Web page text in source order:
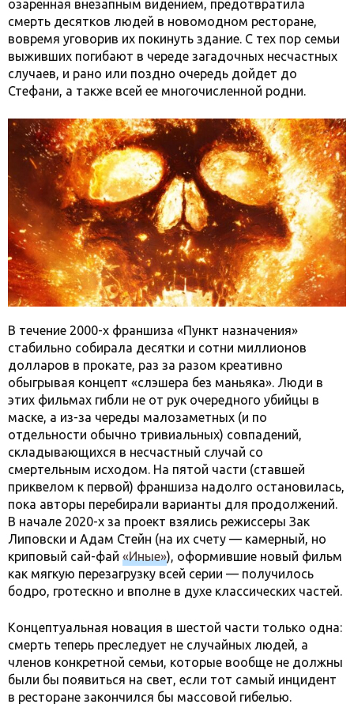
озаренная внезапным видением, предотвратила
смерть десятков людей в новомодном ресторане,
вовремя уговорив их покинуть здание. С тех пор семьи
выживших погибают в череде загадочных несчастных
случаев, и рано или поздно очередь дойдет до
Стефани, а также всей ее многочисленной родни.
В течение 2000-х франшиза «Пункт назначения»
стабильно собирала десятки и сотни миллионов
долларов в прокате, раз за разом креативно
обыгрывая концепт «слэшера без маньяка». Люди в
этих фильмах гибли не от рук очередного убийцы в
маске, а из-за череды малозаметных (и по
отдельности обычно тривиальных) совпадений,
складывающихся в несчастный случай со
смертельным исходом. На пятой части (ставшей
приквелом к первой) франшиза надолго остановилась,
пока авторы перебирали варианты для продолжений.
В начале 2020-х за проект взялись режиссеры Зак
Липовски и Адам Стейн (на их счету — камерный, но
криповый сай-фай «Иные»), оформившие новый фильм
как мягкую перезагрузку всей серии — получилось
бодро, гротескно и вполне в духе классических частей.
Концептуальная новация в шестой части только одна:
смерть теперь преследует не случайных людей, а
членов конкретной семьи, которые вообще не должны
были бы появиться на свет, если тот самый инцидент
в ресторане закончился бы массовой гибелью.